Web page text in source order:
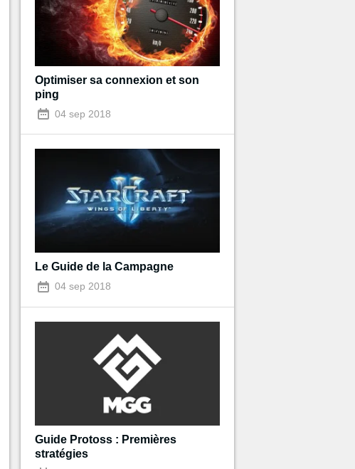
Optimiser sa connexion et son
ping
04 sep 2018
Le Guide de la Campagne
04 sep 2018
Guide Protoss : Premières
stratégies